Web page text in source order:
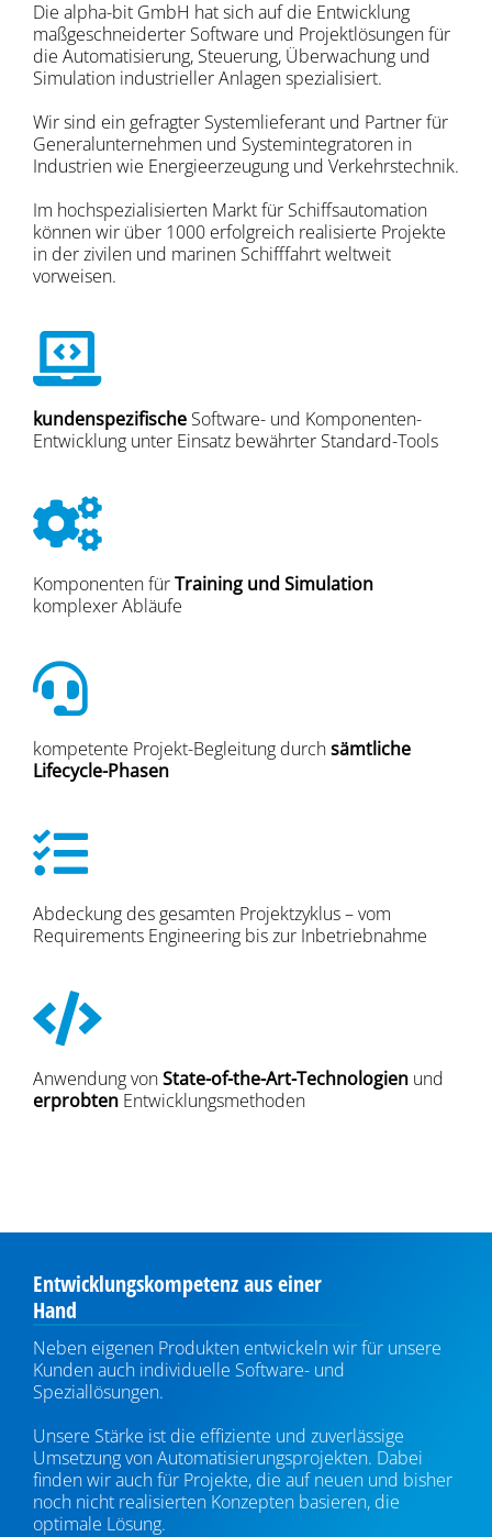
Die alpha-bit GmbH hat sich auf die Entwicklung
maßgeschneiderter Software und Projektlösungen für
die Automatisierung, Steuerung, Überwachung und
Simulation industrieller Anlagen spezialisiert.
Wir sind ein gefragter Systemlieferant und Partner für
Generalunternehmen und Systemintegratoren in
Industrien wie Energieerzeugung und Verkehrstechnik.
Im hochspezialisierten Markt für Schiffsautomation
können wir über 1000 erfolgreich realisierte Projekte
in der zivilen und marinen Schifffahrt weltweit
vorweisen.
kundenspezifischeSoftware- und Komponenten-
Entwicklung unter Einsatz bewährter Standard-Tools
Komponenten fürTraining und Simulation
komplexer Abläufe
kompetente Projekt-Begleitung durchsämtliche
Lifecycle-Phasen
Abdeckung des gesamten Projektzyklus – vom
Requirements Engineering bis zur Inbetriebnahme
Anwendung vonState-of-the-Art-Technologienund
erprobtenEntwicklungsmethoden
Entwicklungskompetenz aus einer
Hand
Neben eigenen Produkten entwickeln wir für unsere
Kunden auch individuelle Software- und
Speziallösungen.
Unsere Stärke ist die effiziente und zuverlässige
Umsetzung von Automatisierungsprojekten. Dabei
finden wir auch für Projekte, die auf neuen und bisher
noch nicht realisierten Konzepten basieren, die
optimale Lösung.